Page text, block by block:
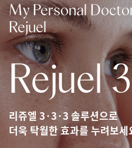
My Personal
Rejuel
Rejuel
리쥬엘 3·3·3 솔루션으로
더욱 탁월한 효과를 누려보세